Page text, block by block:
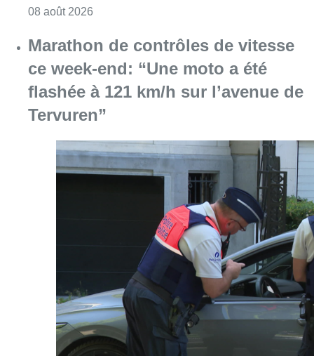
Consulter l'article "Marathon de contrôles
L’Union Saint-Gilloise attire
Bertram Kvist, milieu danois de 21
ans qui renforce les U23